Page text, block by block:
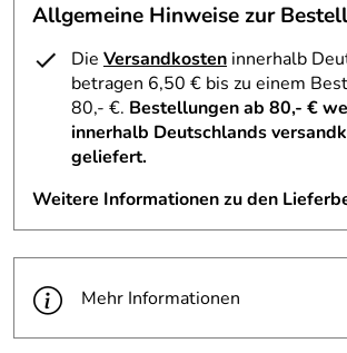
Unikate aus nachhaltiger Produktion
regional gefertigt
Ein Stück erzgebirgische Tradition für
Diese Bergmann-Miniatur bringt
Erzgebirgskunst direkt in Ihr Heim. Der
der detailreichen Seiffener Kirche. Der
natürlicher Holzfarbe ergänzt die
perfekt.
Die ruhige Ausstrahlung des Bergmanns
hervorragend mit dem emotionalen Wert
Handwerkskunst. Ideal als
Allgemeine Hinweise zur
Die Versandkosten innerhalb
betragen 6,50 € bis zu einem
80,- €. Bestellungen ab 80,- €
innerhalb Deutschlands
geliefert.
Weitere Informationen zu den
Mehr Informationen